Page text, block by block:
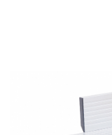
Ferastraie verticale
Strunguri pentru metal